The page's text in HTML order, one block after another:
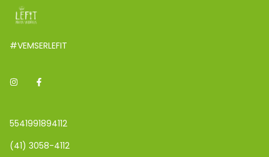
#VEMSERLEFIT
5541991894112
(41) 3058-4112